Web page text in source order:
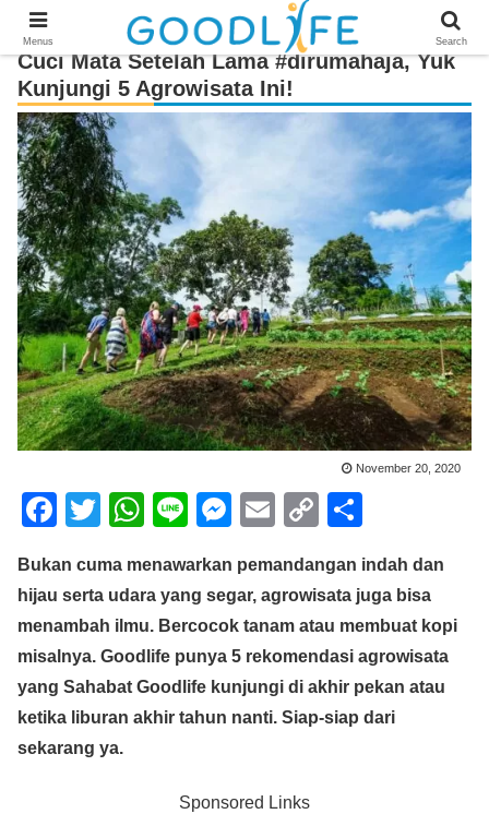
Cuci Mata Setelah Lama #dirumahaja, Yuk
Kunjungi 5 Agrowisata Ini!
November 20, 2020
F
c
e
b
o
o
k
T
tt
er
W
at
s
A
p
p
Li
e
M
ss
e
n
g
er
E
ail
C
p
y
Li
n
k
ar
e
Bukan cuma menawarkan pemandangan indah dan
hijau serta udara yang segar, agrowisata juga bisa
menambah ilmu. Bercocok tanam atau membuat kopi
misalnya. Goodlife punya 5 rekomendasi agrowisata
yang Sahabat Goodlife kunjungi di akhir pekan atau
ketika liburan akhir tahun nanti. Siap-siap dari
sekarang ya.
Sponsored Links
Menus Search